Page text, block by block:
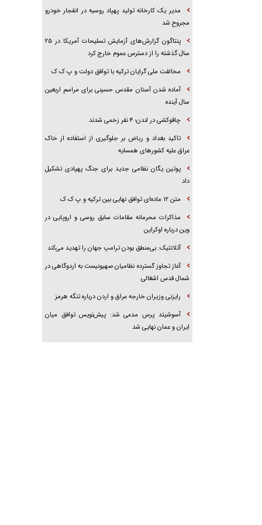
مدیر یک کارخانه تولید پهپاد روسیه در انفجار خودرو
مجروح شد
پنتاگون گزارش‌های آزمایش تسلیحات آمریکا در ۲۵
سال گذشته را از دسترس عموم خارج کرد
مخالفت ملی گرایان ترکیه با توافق دولت و پ ک ک
آماده شدن آستان مقدس حسینی برای مراسم اربعین
سال آینده
چاقوکشی در لندن؛ ۴ نفر زخمی شدند
تاکید بغداد و ریاض بر جلوگیری از استفاده از خاک
عراق علیه کشور‌های همسایه
پوتین یگان نظامی جدید برای جنگ پهپادی تشکیل
داد
متن ۱۲ ماده‌ای توافق نهایی بین ترکیه و پ ک ک
مذاکرات محرمانه مقامات سابق روسی و اروپایی در
وین درباره اوکراین
آتلانتیک: بی‌منطق بودن ترامپ جهان را تهدید می‌کند
آغاز تجاوز گسترده نظامیان صهیونیست به اردوگاهی در
شمال قدس اشغالی
رایزنی وزیران خارجه عراق و اردن درباره تنگه هرمز
آسوشیتد پرس مدعی شد: پیش‌نویس توافق میان
ایران و عمان نهایی شد